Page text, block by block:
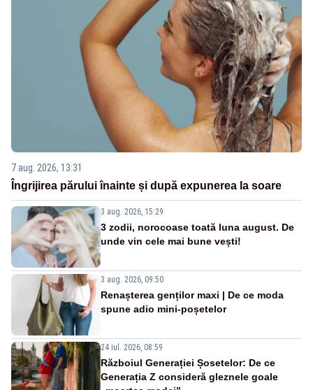
7 aug. 2026, 13:31
Îngrijirea părului înainte și după expunerea la soare
3 aug. 2026, 15:29
3 zodii, norocoase toată luna august. De
unde vin cele mai bune vești!
3 aug. 2026, 09:50
Renașterea genților maxi | De ce moda
spune adio mini-poșetelor
24 iul. 2026, 08:59
Războiul Generației Șosetelor: De ce
Generația Z consideră gleznele goale